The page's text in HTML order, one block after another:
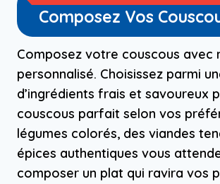
Composez Vos
Composez votre couscous avec
personnalisé. Choisissez parmi
d’ingrédients frais et savoureux
couscous parfait selon vos
légumes colorés, des viandes
épices authentiques vous
composer un plat qui ravira vos